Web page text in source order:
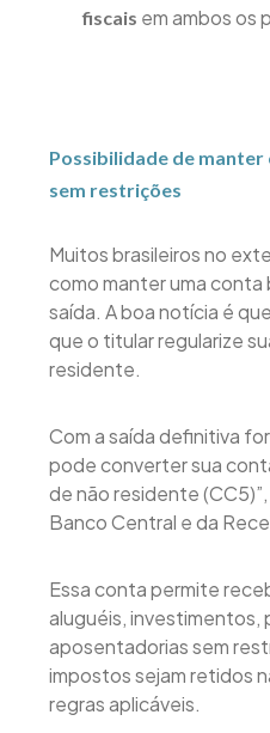
fiscais em ambos os
Possibilidade de
sem restrições
Muitos brasileiros no
como manter uma conta
saída. A boa notícia é
que o titular regularize
residente.
Com a saída definitiva
pode converter sua
de não residente
Banco Central e da
Essa conta permite
aluguéis, investimentos,
aposentadorias sem
impostos sejam retidos
regras aplicáveis.